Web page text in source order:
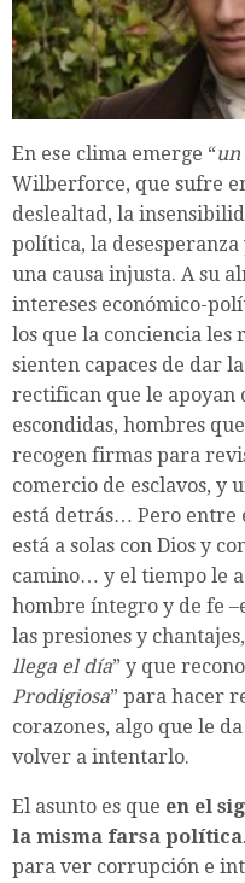
En ese clima emerge “
Wilberforce, que sufre
deslealtad, la
política, la
una causa injusta. A su
intereses económico-
los que la conciencia les
sienten capaces de dar
rectifican que le apoyan
escondidas, hombres
recogen firmas para
comercio de esclavos, y
está detrás… Pero entre
está a solas con Dios y
camino… y el tiempo le
hombre íntegro y de fe
las presiones y
llega el día” y que
Prodigiosa” para hacer
corazones, algo que le
volver a intentarlo.
El asunto es que en el
la misma farsa política
para ver corrupción e